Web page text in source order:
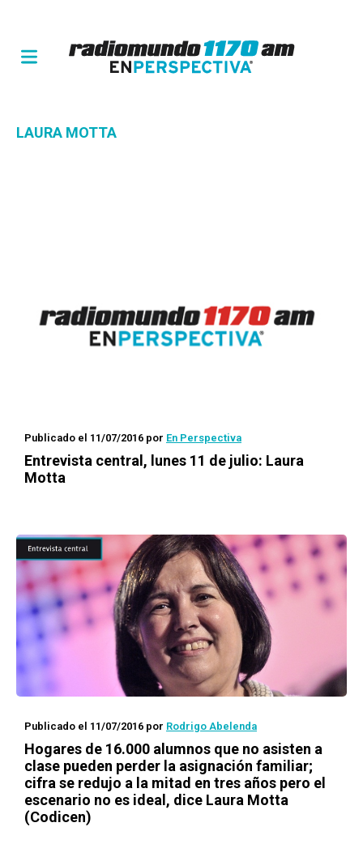
LAURA MOTTA
Publicado el 11/07/2016 por En Perspectiva
Entrevista central, lunes 11 de julio: Laura
Motta
Publicado el 11/07/2016 por Rodrigo Abelenda
Hogares de 16.000 alumnos que no asisten a
clase pueden perder la asignación familiar;
cifra se redujo a la mitad en tres años pero el
escenario no es ideal, dice Laura Motta
(Codicen)